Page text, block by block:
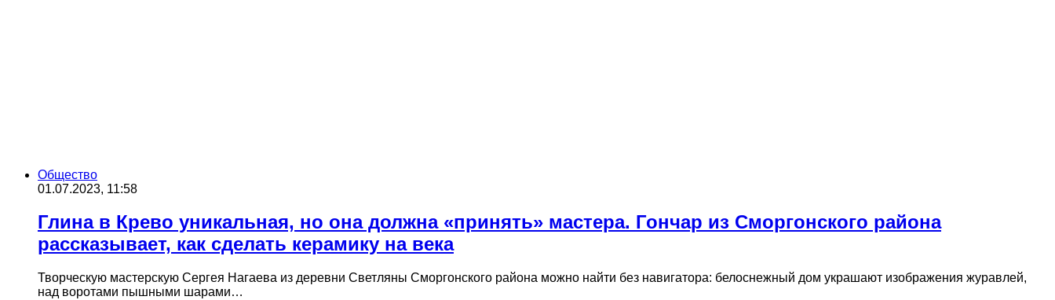
Общество
01.07.2023, 11:58
Глина в Крево уникальная, но она должна «принять» мастера. Гончар из Сморгонского района
рассказывает, как сделать керамику на века
Творческую мастерскую Сергея Нагаева из деревни Светляны Сморгонского района можно найти без навигатора: белоснежный дом украшают изображения журавлей,
над воротами пышными шарами…